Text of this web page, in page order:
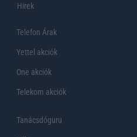
Hirek
Telefon Árak
Yettel akciók
One akciók
Telekom akciók
Tanácsdóguru